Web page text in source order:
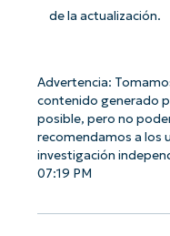
de la actualización.
Advertencia:
contenido generado
posible, pero no
recomendamos a los
investigación
07:19 PM
¡Empiece
basados
and